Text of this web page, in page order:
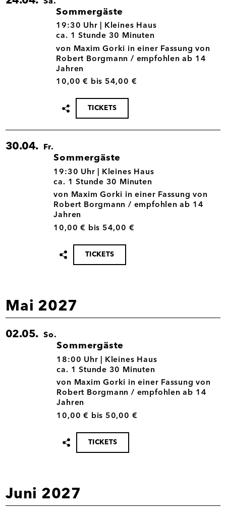
Sommergäste
24.04.
19:30 Uhr |
Kleines Haus
ca. 1 Stunde 30 Minuten
von Maxim Gorki in einer Fassung von
Robert Borgmann / empfohlen ab 14
Jahren
10,00 € bis 54,00 €
Termin
teilen
TICKETS
30.04. Fr.
Sommergäste
30.04.
19:30 Uhr |
Kleines Haus
ca. 1 Stunde 30 Minuten
von Maxim Gorki in einer Fassung von
Robert Borgmann / empfohlen ab 14
Jahren
10,00 € bis 54,00 €
Termin
teilen
TICKETS
Mai 2027
02.05. So.
Sommergäste
02.05.
18:00 Uhr |
Kleines Haus
ca. 1 Stunde 30 Minuten
von Maxim Gorki in einer Fassung von
Robert Borgmann / empfohlen ab 14
Jahren
10,00 € bis 50,00 €
Termin
teilen
TICKETS
Juni 2027